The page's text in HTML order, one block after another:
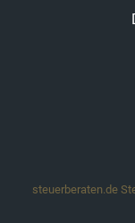
steuerberaten.de